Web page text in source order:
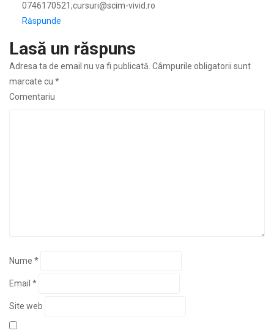
0746170521,cursuri@scim-vivid.ro
Răspunde
Lasă un răspuns
Adresa ta de email nu va fi publicată. Câmpurile obligatorii sunt
marcate cu *
Comentariu
Nume *
Email *
Site web